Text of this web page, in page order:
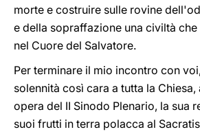
morte e costruire sulle rovine
e della sopraffazione una civiltà che
nel Cuore del Salvatore.
Per terminare il mio incontro con
solennità così cara a tutta la
opera del II Sinodo Plenario, la sua
suoi frutti in terra polacca al